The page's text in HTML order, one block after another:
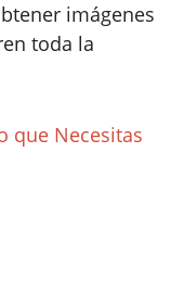
imágenes
toda la
que Necesitas